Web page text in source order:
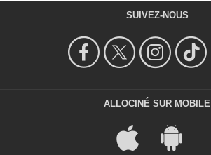
SUIVEZ-NOUS
ALLOCINÉ SUR MOBILE